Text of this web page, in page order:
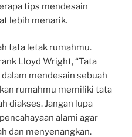
tips mendesain
lebih menarik.
tata letak rumahmu.
Lloyd Wright, “Tata
mendesain sebuah
rumahmu memiliki tata
diakses. Jangan lupa
alami agar
dan menyenangkan.